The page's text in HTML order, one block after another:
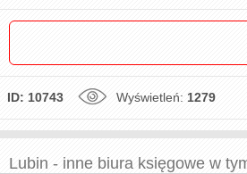
ID: 10743 Wyświetleń: 1279
Lubin - inne biura księgowe w